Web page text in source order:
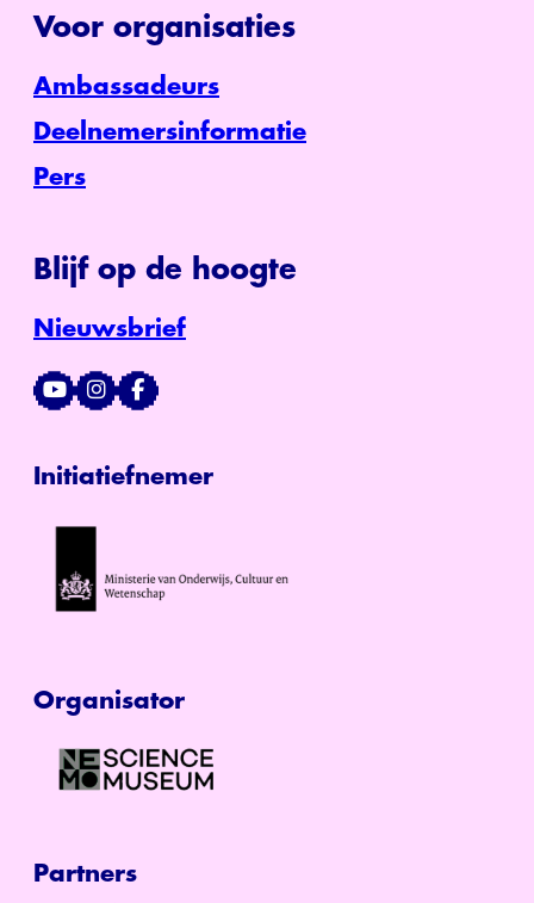
Voor organisaties
Ambassadeurs
Deelnemersinformatie
Pers
Blijf op de hoogte
Nieuwsbrief
Initiatiefnemer
Organisator
Partners